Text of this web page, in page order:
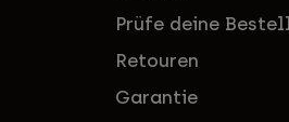
Prüfe deine
Retouren
Garantie